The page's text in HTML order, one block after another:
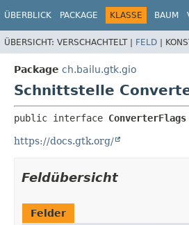
ÜBERBLICK PACKAGE KLASSE BAUM
ÜBERSICHT: VERSCHACHTELT | FELD |
Package ch.bailu.gtk.gio
Schnittstelle
public interface ConverterFlags
https://docs.gtk.org/
Feldübersicht
Felder